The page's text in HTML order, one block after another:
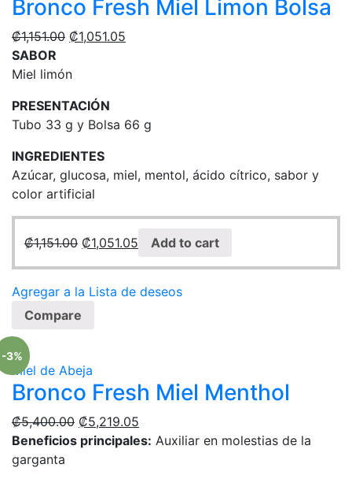
Bronco Fresh Miel Limon Bolsa
₡1,151.00 ₡1,051.05
SABOR
Miel limón
PRESENTACIÓN
Tubo 33 g y Bolsa 66 g
INGREDIENTES
Azúcar, glucosa, miel, mentol, ácido cítrico, sabor y
color artificial
₡1,151.00 ₡1,051.05 Add to cart
Agregar a la Lista de deseos
Compare
-3%
Miel de Abeja
Bronco Fresh Miel Menthol
₡5,400.00 ₡5,219.05
Beneficios principales: Auxiliar en molestias de la
garganta